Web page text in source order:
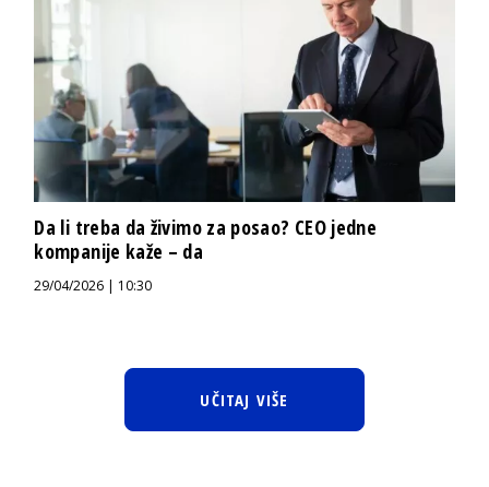
Da li treba da živimo za posao? CEO jedne
kompanije kaže – da
29/04/2026 | 10:30
UČITAJ VIŠE